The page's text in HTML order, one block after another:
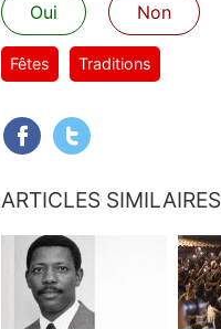
Oui
Non
Fêtes Traditions
ARTICLES SIMILAIRES